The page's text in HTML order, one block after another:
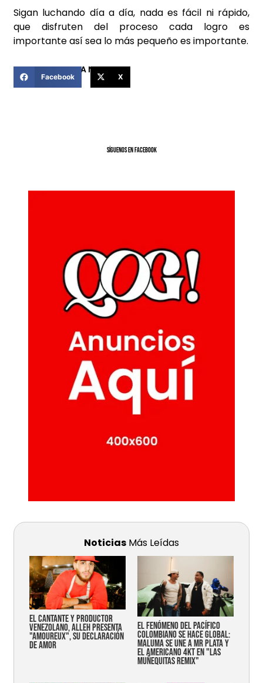
Sigan luchando día a día, nada es fácil ni rápido,
que disfruten del proceso cada logro es
importante así sea lo más pequeño es importante.
COMPARTIR ESTA NOTICIA
Facebook X
SíGUENOS EN FACEBOOK
Noticias Más Leídas
EL CANTANTE Y PRODUCTOR
VENEZOLANO, ALLEH PRESENTA
"AMOUREUX", SU DECLARACIÓN
DE AMOR
EL FENÓMENO DEL PACÍFICO
COLOMBIANO SE HACE GLOBAL:
MALUMA SE UNE A MR PLATA Y
EL AMERICANO 4KT EN "LAS
MUÑEQUITAS REMIX"